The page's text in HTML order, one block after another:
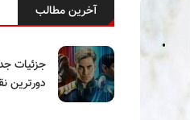
آخرین مطالب
جزئیات
دورترین